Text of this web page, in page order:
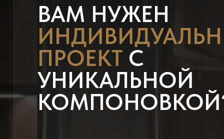
ВАМ НУЖЕН
ПРОЕКТС
УНИКАЛЬНОЙ